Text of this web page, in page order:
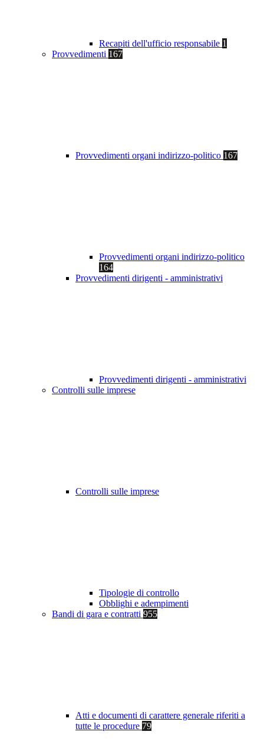
Recapiti dell'ufficio responsabile 1
Provvedimenti 167
Provvedimenti organi indirizzo-politico 167
Provvedimenti organi indirizzo-politico
164
Provvedimenti dirigenti - amministrativi
Provvedimenti dirigenti - amministrativi
Controlli sulle imprese
Controlli sulle imprese
Tipologie di controllo
Obblighi e adempimenti
Bandi di gara e contratti 955
Atti e documenti di carattere generale riferiti a
tutte le procedure 79